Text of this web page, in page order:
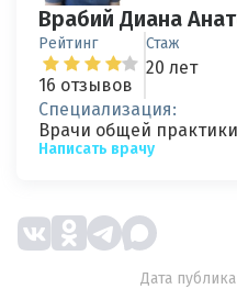
Врабий Диана
Рейтинг
16 отзывов
Стаж
20 лет
Специализация:
Врачи общей практики
Написать врачу
Дата